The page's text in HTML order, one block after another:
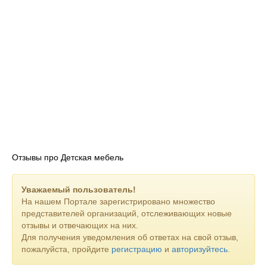
Отзывы про Детская мебель
Уважаемый пользователь!
На нашем Портале зарегистрировано множество
представителей организаций, отслеживающих новые
отзывы и отвечающих на них.
Для получения уведомления об ответах на свой отзыв,
пожалуйста, пройдите регистрацию и авторизуйтесь